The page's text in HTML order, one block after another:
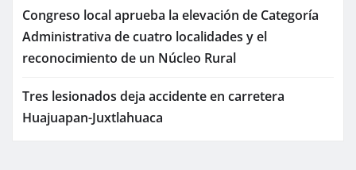
Congreso local aprueba la elevación de Categoría
Administrativa de cuatro localidades y el
reconocimiento de un Núcleo Rural
Tres lesionados deja accidente en carretera
Huajuapan-Juxtlahuaca